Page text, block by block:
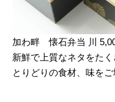
加わ畔 懐石弁当 川
新鮮で上質なネタをた
とりどりの食材、味をご